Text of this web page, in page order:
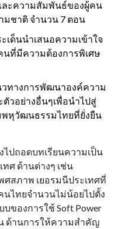
ละความสัมพันธ์ของผู้คน
ชาติ จำนวน 7 ตอน
ด็นนำเสนอความเข้าใจ
ที่มีความต้องการพิเศษ
ทางการพัฒนาองค์ความ
วอย่างอื่นๆเพื่อนำไปสู่
หุวัฒนธรรมไทยที่ยั่งยืน
ปถอดบทเรียนความเป็น
ศ ด้านต่างๆ เช่น
ศสภาพ เยอรมนีประเทศที่
ไทยจำนวนไม่น้อยไปตั้ง
ของการใช้ Soft Power
ด้านการให้ความสำคัญ